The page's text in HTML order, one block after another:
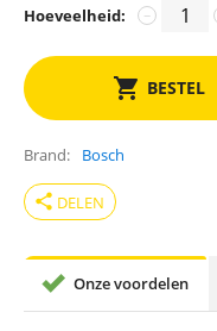
Hoeveelheid: −
BESTEL
Brand Bosch
share DELEN
Onze voordelen